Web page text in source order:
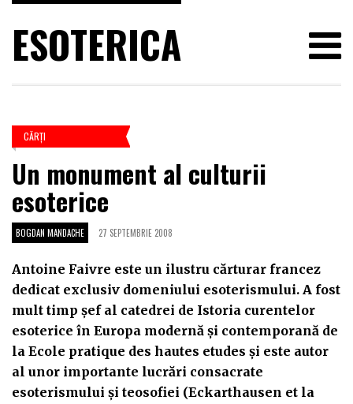
ESOTERICA
CĂRŢI
Un monument al culturii
esoterice
BOGDAN MANDACHE 27 SEPTEMBRIE 2008
Antoine Faivre este un ilustru cărturar francez
dedicat exclusiv domeniului esoterismului. A fost
mult timp şef al catedrei de Istoria curentelor
esoterice în Europa modernă şi contemporană de
la Ecole pratique des hautes etudes şi este autor
al unor importante lucrări consacrate
esoterismului şi teosofiei (Eckarthausen et la